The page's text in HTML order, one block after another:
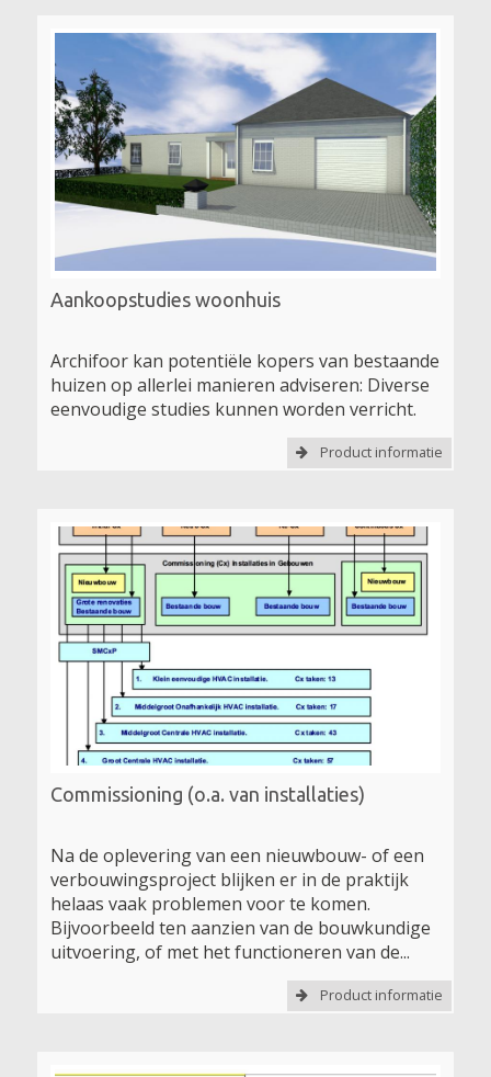
Aankoopstudies woonhuis
Archifoor kan potentiële kopers van bestaande
huizen op allerlei manieren adviseren: Diverse
eenvoudige studies kunnen worden verricht.
Product informatie
Commissioning (o.a. van installaties)
Na de oplevering van een nieuwbouw- of een
verbouwingsproject blijken er in de praktijk
helaas vaak problemen voor te komen.
Bijvoorbeeld ten aanzien van de bouwkundige
uitvoering, of met het functioneren van de...
Product informatie